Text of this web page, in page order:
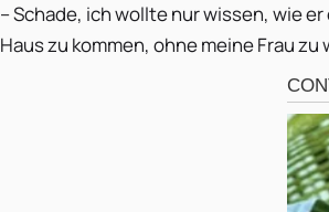
– Schade, ich wollte nur wissen, wie
Haus zu kommen, ohne meine Frau